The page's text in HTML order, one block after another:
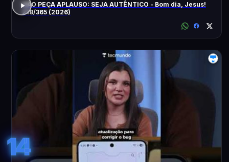
NÃO PEÇA APLAUSO: SEJA AUTÊNTICO - Bom dia, Jesus!
218/365 (2026)
14